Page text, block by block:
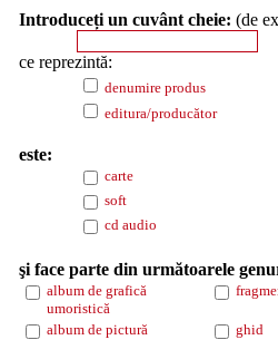
Introduceți un cuvânt cheie: (de
ce reprezintă:
denumire produs
editura/producător
este:
carte
soft
cd audio
şi face parte din următoarele
album de grafică
umoristică
album de pictură
ghid